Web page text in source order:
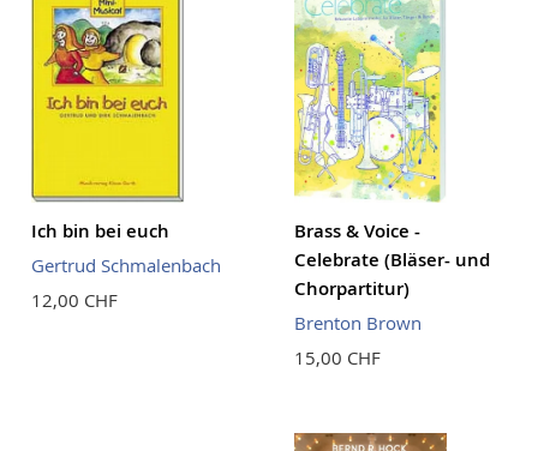
Ich bin bei euch
Gertrud Schmalenbach
12,00 CHF
Brass & Voice -
Celebrate (Bläser- und
Chorpartitur)
Brenton Brown
15,00 CHF